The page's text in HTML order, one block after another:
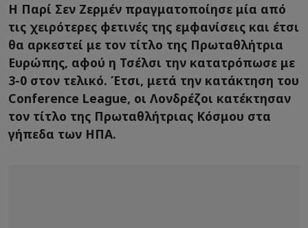
Η Παρί Σεν Ζερμέν πραγματοποίησε μία από
τις χειρότερες φετινές της εμφανίσεις και έτσι
θα αρκεστεί με τον τίτλο της Πρωταθλήτρια
Ευρώπης, αφού η Τσέλσι την κατατρόπωσε με
3-0 στον τελικό. Έτσι, μετά την κατάκτηση του
Conference League, οι Λονδρέζοι κατέκτησαν
τον τίτλο της Πρωταθλήτριας Κόσμου στα
γήπεδα των ΗΠΑ.